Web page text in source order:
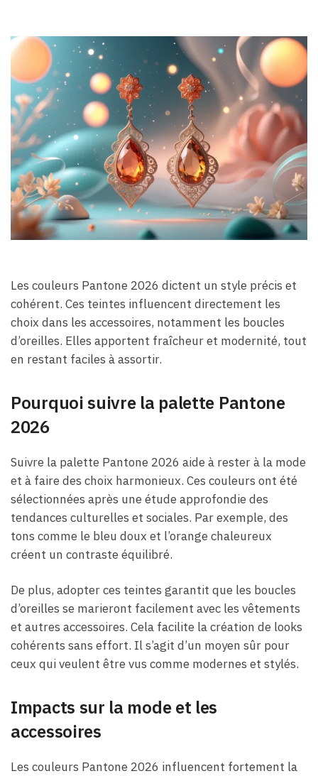
Les couleurs Pantone 2026 dictent un style précis et
cohérent. Ces teintes influencent directement les
choix dans les accessoires, notamment les boucles
d’oreilles. Elles apportent fraîcheur et modernité, tout
en restant faciles à assortir.
Pourquoi suivre la palette Pantone
2026
Suivre la palette Pantone 2026 aide à rester à la mode
et à faire des choix harmonieux. Ces couleurs ont été
sélectionnées après une étude approfondie des
tendances culturelles et sociales. Par exemple, des
tons comme le bleu doux et l’orange chaleureux
créent un contraste équilibré.
De plus, adopter ces teintes garantit que les boucles
d’oreilles se marieront facilement avec les vêtements
et autres accessoires. Cela facilite la création de looks
cohérents sans effort. Il s’agit d’un moyen sûr pour
ceux qui veulent être vus comme modernes et stylés.
Impacts sur la mode et les
accessoires
Les couleurs Pantone 2026 influencent fortement la